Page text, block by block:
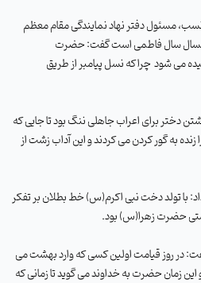
مسئول دفتر نهاد نمایندگی مقام معظم
امسال سال فاطمی است گفت: حضرت
می شود چرا که نسل پیامبر از طریق
دختر برای اعراب جاهلی ننگ بود تا جایی که
به گور کردن می کردند و این آداب زشت از
با تولد دخت نبی اکرم(س) خط بطلان بر تفکر
حضرت زهرا(س) بود.
در روز قیامت اولین کسی که وارد بهشت می
زمان حضرت به خداوند می گوید تا زمانی که